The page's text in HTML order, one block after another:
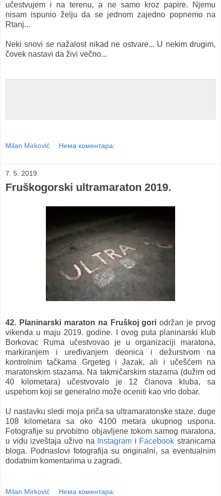
učestvujem i na terenu, a ne samo kroz papire. Njemu
nisam ispunio želju da se jednom zajedno popnemo na
Rtanj...
Neki snovi se nažalost nikad ne ostvare... U nekim drugim,
čovek nastavi da živi večno...
Milan Mirković Нема коментара:
7. 5. 2019.
Fruškogorski ultramaraton 2019.
42. Planinarski maraton na Fruškoj gori održan je prvog
vikenda u maju 2019. godine. I ovog puta planinarski klub
Borkovac Ruma učestvovao je u organizaciji maratona,
markiranjem i uređivanjem deonica i dežurstvom na
kontrolnim tačkama Grgeteg i Jazak, ali i učešćem na
maratonskim stazama. Na takmičarskim stazama (dužim od
40 kilometara) učestvovalo je 12 članova kluba, sa
uspehom koji se generalno može oceniti kao vrlo dobar.
U nastavku sledi moja priča sa ultramaratonske staze, duge
108 kilometara sa oko 4100 metara ukupnog uspona.
Fotografije su prvobitno objavljene tokom samog maratona,
u vidu izveštaja uživo na
Instagram i Facebook stranicama
bloga. Podnaslovi fotografija su originalni, sa eventualnim
dodatnim komentarima u zagradi.
Milan Mirković Нема коментара: